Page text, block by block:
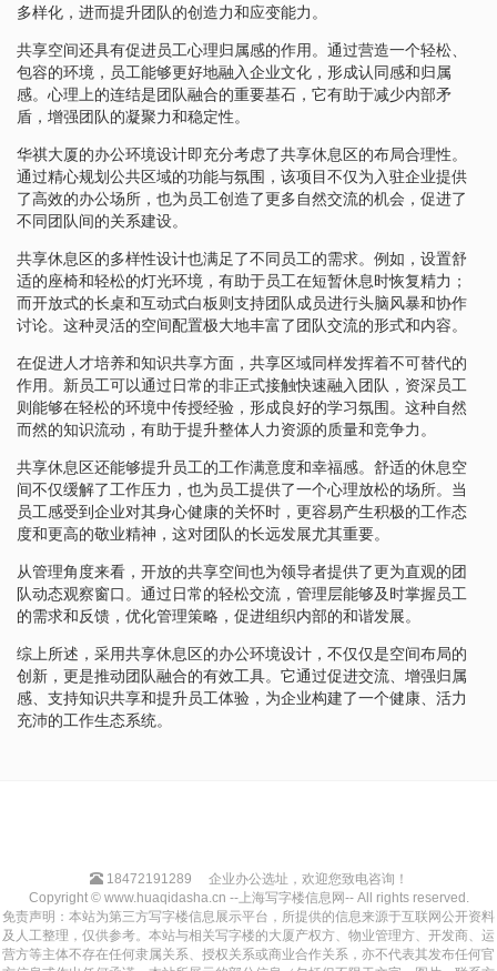
多样化，进而提升团队的创造力和应变能力。
共享空间还具有促进员工心理归属感的作用。通过营造一个轻松、
包容的环境，员工能够更好地融入企业文化，形成认同感和归属
感。心理上的连结是团队融合的重要基石，它有助于减少内部矛
盾，增强团队的凝聚力和稳定性。
华祺大厦的办公环境设计即充分考虑了共享休息区的布局合理性。
通过精心规划公共区域的功能与氛围，该项目不仅为入驻企业提供
了高效的办公场所，也为员工创造了更多自然交流的机会，促进了
不同团队间的关系建设。
共享休息区的多样性设计也满足了不同员工的需求。例如，设置舒
适的座椅和轻松的灯光环境，有助于员工在短暂休息时恢复精力；
而开放式的长桌和互动式白板则支持团队成员进行头脑风暴和协作
讨论。这种灵活的空间配置极大地丰富了团队交流的形式和内容。
在促进人才培养和知识共享方面，共享区域同样发挥着不可替代的
作用。新员工可以通过日常的非正式接触快速融入团队，资深员工
则能够在轻松的环境中传授经验，形成良好的学习氛围。这种自然
而然的知识流动，有助于提升整体人力资源的质量和竞争力。
共享休息区还能够提升员工的工作满意度和幸福感。舒适的休息空
间不仅缓解了工作压力，也为员工提供了一个心理放松的场所。当
员工感受到企业对其身心健康的关怀时，更容易产生积极的工作态
度和更高的敬业精神，这对团队的长远发展尤其重要。
从管理角度来看，开放的共享空间也为领导者提供了更为直观的团
队动态观察窗口。通过日常的轻松交流，管理层能够及时掌握员工
的需求和反馈，优化管理策略，促进组织内部的和谐发展。
综上所述，采用共享休息区的办公环境设计，不仅仅是空间布局的
创新，更是推动团队融合的有效工具。它通过促进交流、增强归属
感、支持知识共享和提升员工体验，为企业构建了一个健康、活力
充沛的工作生态系统。
18472191289
企业办公选址，欢迎您致电咨询！
Copyright © www.huaqidasha.cn --上海写字楼信息网-- All rights reserved.
免责声明：本站为第三方写字楼信息展示平台，所提供的信息来源于互联网公开资料
及人工整理，仅供参考。本站与相关写字楼的大厦产权方、物业管理方、开发商、运
营方等主体不存在任何隶属关系、授权关系或商业合作关系，亦不代表其发布任何官